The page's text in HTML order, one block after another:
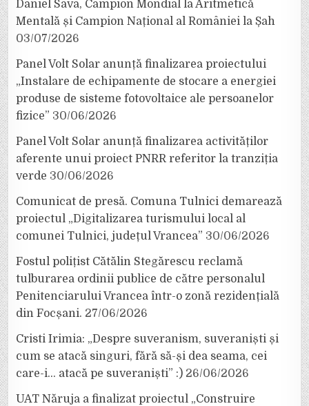
Daniel Sava, Campion Mondial la Aritmetică
Mentală și Campion Național al României la Șah
03/07/2026
Panel Volt Solar anunță finalizarea proiectului
„Instalare de echipamente de stocare a energiei
produse de sisteme fotovoltaice ale persoanelor
fizice” 30/06/2026
Panel Volt Solar anunță finalizarea activităților
aferente unui proiect PNRR referitor la tranziția
verde 30/06/2026
Comunicat de presă. Comuna Tulnici demarează
proiectul „Digitalizarea turismului local al
comunei Tulnici, județul Vrancea” 30/06/2026
Fostul polițist Cătălin Stegărescu reclamă
tulburarea ordinii publice de către personalul
Penitenciarului Vrancea într-o zonă rezidențială
din Focșani. 27/06/2026
Cristi Irimia: „Despre suveranism, suveraniști și
cum se atacă singuri, fără să-și dea seama, cei
care-i… atacă pe suveraniști” :) 26/06/2026
UAT Năruja a finalizat proiectul „Construire